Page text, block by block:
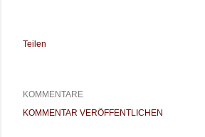
Teilen
KOMMENTARE
KOMMENTAR VERÖFFENTLICHEN